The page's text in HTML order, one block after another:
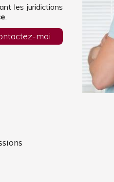
les juridictions
.
moi